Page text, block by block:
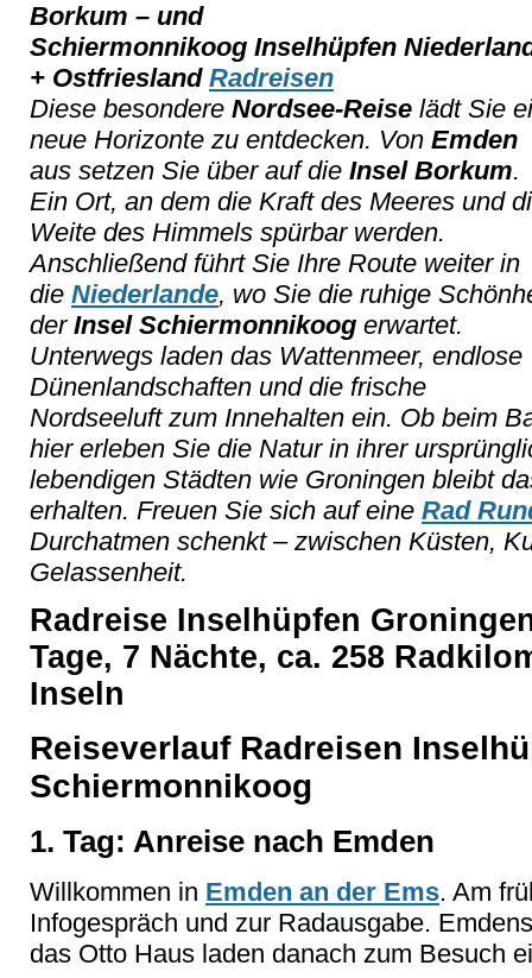
Borkum – und
Schiermonnikoog Inselhüpfen
+ Ostfriesland Radreisen
Diese besondere Nordsee-Reise lädt Sie
neue Horizonte zu entdecken. Von Emden
aus setzen Sie über auf die Insel Borkum.
Ein Ort, an dem die Kraft des Meeres und
Weite des Himmels spürbar werden.
Anschließend führt Sie Ihre Route weiter in
die Niederlande, wo Sie die ruhige
der Insel Schiermonnikoog erwartet.
Unterwegs laden das Wattenmeer, endlose
Dünenlandschaften und die frische
Nordseeluft zum Innehalten ein. Ob beim
hier erleben Sie die Natur in ihrer
lebendigen Städten wie Groningen bleibt
erhalten. Freuen Sie sich auf eine Rad
Durchatmen schenkt – zwischen Küsten,
Gelassenheit.
Radreise Inselhüpfen
Tage, 7 Nächte, ca. 258
Inseln
Reiseverlauf Radreisen
Schiermonnikoog
1. Tag: Anreise nach Emden
Willkommen in Emden an der Ems. Am
Infogespräch und zur Radausgabe.
das Otto Haus laden danach zum Besuch